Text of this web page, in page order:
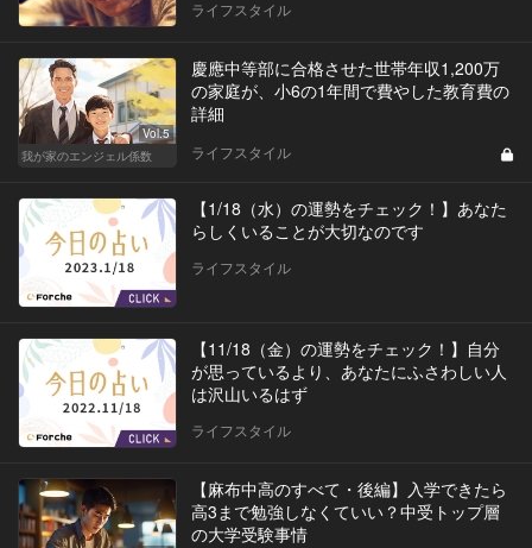
ライフスタイル
Vol.5
我が家のエンジェル係数
慶應中等部に合格させた世帯年収1,200万
の家庭が、小6の1年間で費やした教育費の
詳細
ライフスタイル
【1/18（水）の運勢をチェック！】あなた
らしくいることが大切なのです
ライフスタイル
【11/18（金）の運勢をチェック！】自分
が思っているより、あなたにふさわしい人
は沢山いるはず
ライフスタイル
【麻布中高のすべて・後編】入学できたら
高3まで勉強しなくていい？中受トップ層
の大学受験事情